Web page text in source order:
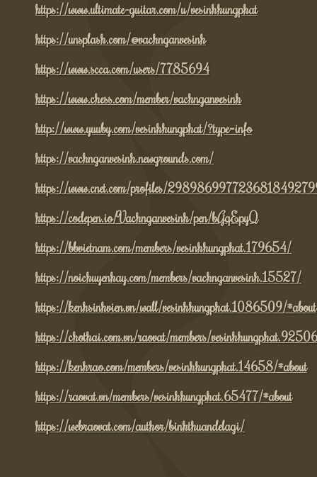
https://www.ultimate-guitar.com/u/vesinhhungphat
https://unsplash.com/@vachnganvesinh
https://www.scca.com/users/7785694
https://www.chess.com/member/vachnganvesinh
http://www.yuuby.com/vesinhhungphat/?type=info
https://vachnganvesinh.newgrounds.com/
https://www.cnet.com/profiles/
https://codepen.io/Vachnganvesinh/pen/bGqEpyQ
https://bbvietnam.com/members/vesinhhungphat.179654/
https://noichuyenhay.com/members/vachnganvesinh.15527/
https://kenhsinhvien.vn/wall/vesinhhungphat.1086509/#about
https://chothai.com.vn/raovat/members/
https://kenhrao.com/members/vesinhhungphat.14658/#about
https://raovat.vn/members/vesinhhungphat.65477/#about
https://webraovat.com/author/binhthuandelagi/